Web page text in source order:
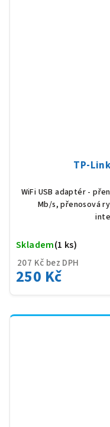
TP-
WiFi USB adaptér -
Mb/s, přenosová
207 Kč bez DPH
250 Kč
Skladem(1 ks)